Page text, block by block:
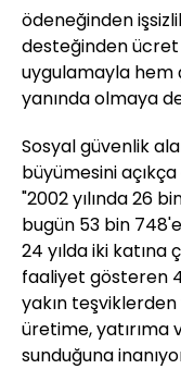
ödeneğinden
desteğinden
uygulamayla hem
yanında olmaya
Sosyal güvenlik
büyümesini
"2002 yılında 26
bugün 53 bin
24 yılda iki katına
faaliyet gösteren
yakın
üretime, yatırıma
sunduğuna